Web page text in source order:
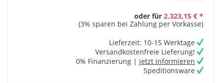
oder für 2.323,15 € *
(3% sparen bei Zahlung per Vorkasse)
Lieferzeit: 10-15 Werktage
Versandkostenfreie Lieferung!
0% Finanzierung | jetzt informieren
Speditionsware